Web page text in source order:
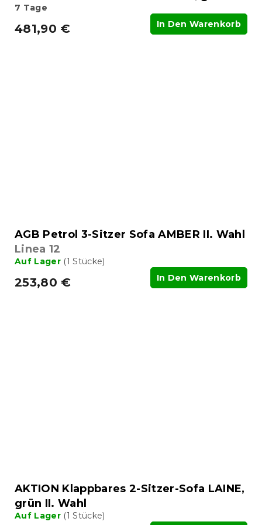
7 Tage
481,90 € In Den Warenkorb
AGB Petrol 3-Sitzer Sofa AMBER II. Wahl
Linea 12
Auf Lager (1 Stücke)
253,80 € In Den Warenkorb
AKTION Klappbares 2-Sitzer-Sofa LAINE,
grün II. Wahl
Auf Lager (1 Stücke)